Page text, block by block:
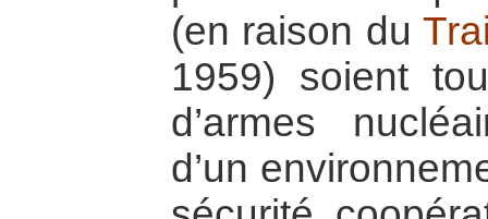
(en raison du
1959) soient
d’armes
d’un